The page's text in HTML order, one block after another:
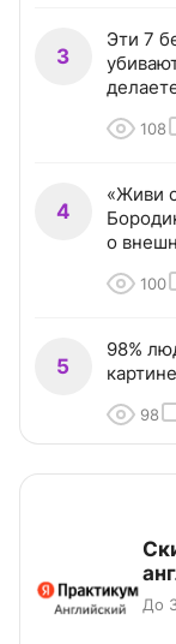
3
Эти 7
108
4
«Живи
о
100
5
98%
98
До